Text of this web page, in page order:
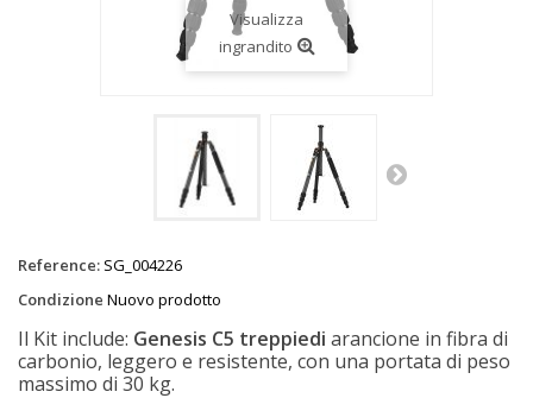
Visualizza
ingrandito
Reference: SG_004226
Condizione Nuovo prodotto
Il Kit include: Genesis C5 treppiedi arancione in fibra di
carbonio, leggero e resistente, con una portata di peso
massimo di 30 kg.